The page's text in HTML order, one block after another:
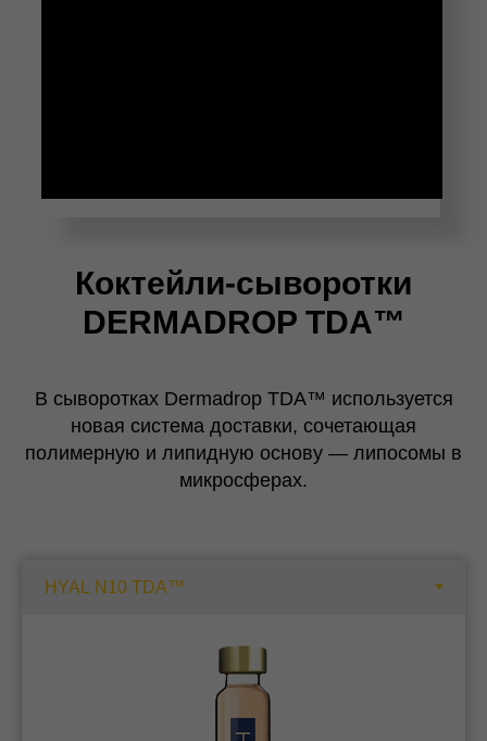
Коктейли-сыворотки
DERMADROP TDA™
В сыворотках Dermadrop TDA™ используется
новая система доставки, сочетающая
полимерную и липидную основу — липосомы в
микросферах.